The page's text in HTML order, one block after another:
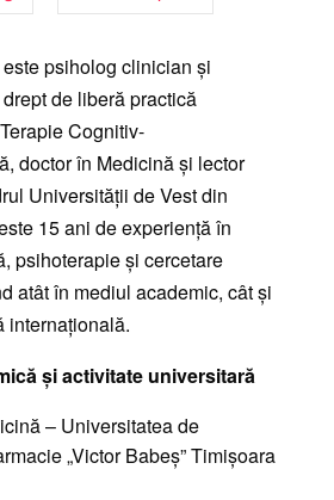
este psiholog clinician și
de liberă practică
Cognitiv-
doctor în Medicină și lector
Universității de Vest din
15 ani de experiență în
psihoterapie și cercetare
atât în mediul academic, cât și
internațională.
și activitate universitară
– Universitatea de
„Victor Babeș” Timișoara